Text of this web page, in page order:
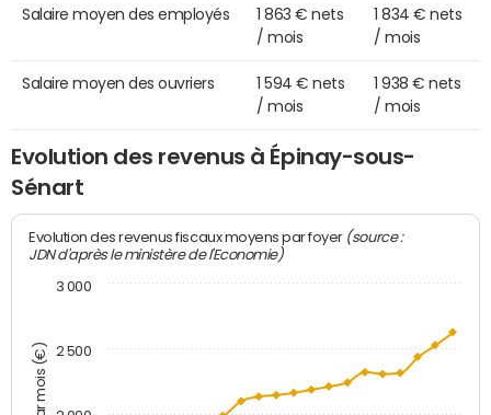
Salaire moyen des employés
1 863 € nets
/ mois
1 834 € nets
/ mois
Salaire moyen des ouvriers
1 594 € nets
/ mois
1 938 € nets
/ mois
Evolution des revenus à Épinay-sous-
Sénart
Evolution des revenus fiscaux moyens par foyer (source :
JDN d'après le ministère de l'Economie)
2 500
3 000